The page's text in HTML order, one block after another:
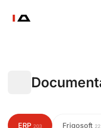
ERP 203 Frigosoft 22